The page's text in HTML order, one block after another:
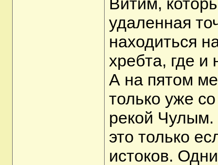
удаленная
находиться
хребта, где и
А на пятом
только уже
рекой Чулым.
это только
истоков.